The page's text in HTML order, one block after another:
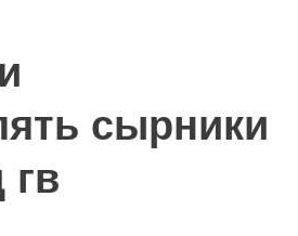
сырники
гв